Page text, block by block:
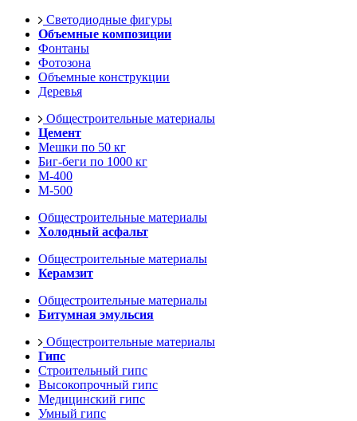
Светодиодные фигуры
Объемные композиции
Фонтаны
Фотозона
Объемные конструкции
Деревья
Общестроительные материалы
Цемент
Мешки по 50 кг
Биг-беги по 1000 кг
М-400
М-500
Общестроительные материалы
Холодный асфальт
Общестроительные материалы
Керамзит
Общестроительные материалы
Битумная эмульсия
Общестроительные материалы
Гипс
Строительный гипс
Высокопрочный гипс
Медицинский гипс
Умный гипс